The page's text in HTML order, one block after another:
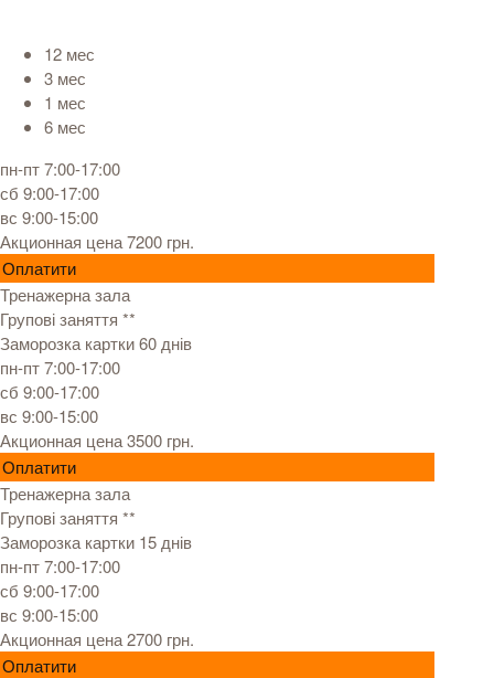
12 мес
3 мес
1 мес
6 мес
пн-пт 7:00-17:00
сб 9:00-17:00
вс 9:00-15:00
Акционная цена 7200 грн.
Оплатити
Тренажерна зала
Групові заняття **
Заморозка картки 60 днів
пн-пт 7:00-17:00
сб 9:00-17:00
вс 9:00-15:00
Акционная цена 3500 грн.
Оплатити
Тренажерна зала
Групові заняття **
Заморозка картки 15 днів
пн-пт 7:00-17:00
сб 9:00-17:00
вс 9:00-15:00
Акционная цена 2700 грн.
Оплатити